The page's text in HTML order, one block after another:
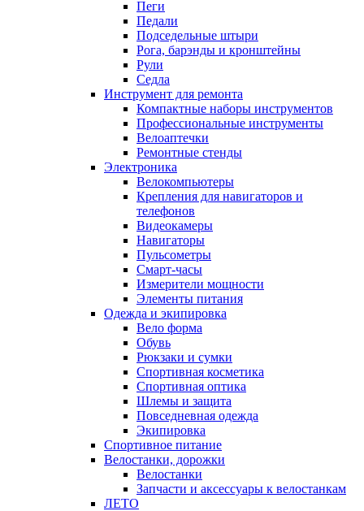
Пеги
Педали
Подседельные штыри
Рога, барэнды и кронштейны
Рули
Седла
Инструмент для ремонта
Компактные наборы инструментов
Профессиональные инструменты
Велоаптечки
Ремонтные стенды
Электроника
Велокомпьютеры
Крепления для навигаторов и
телефонов
Видеокамеры
Навигаторы
Пульсометры
Смарт-часы
Измерители мощности
Элементы питания
Одежда и экипировка
Вело форма
Обувь
Рюкзаки и сумки
Спортивная косметика
Спортивная оптика
Шлемы и защита
Повседневная одежда
Экипировка
Спортивное питание
Велостанки, дорожки
Велостанки
Запчасти и аксессуары к велостанкам
ЛЕТО